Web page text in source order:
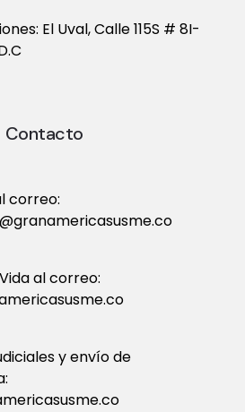
El Uval, Calle 115S # 8I-
Contacto
correo:
al correo:
y envío de